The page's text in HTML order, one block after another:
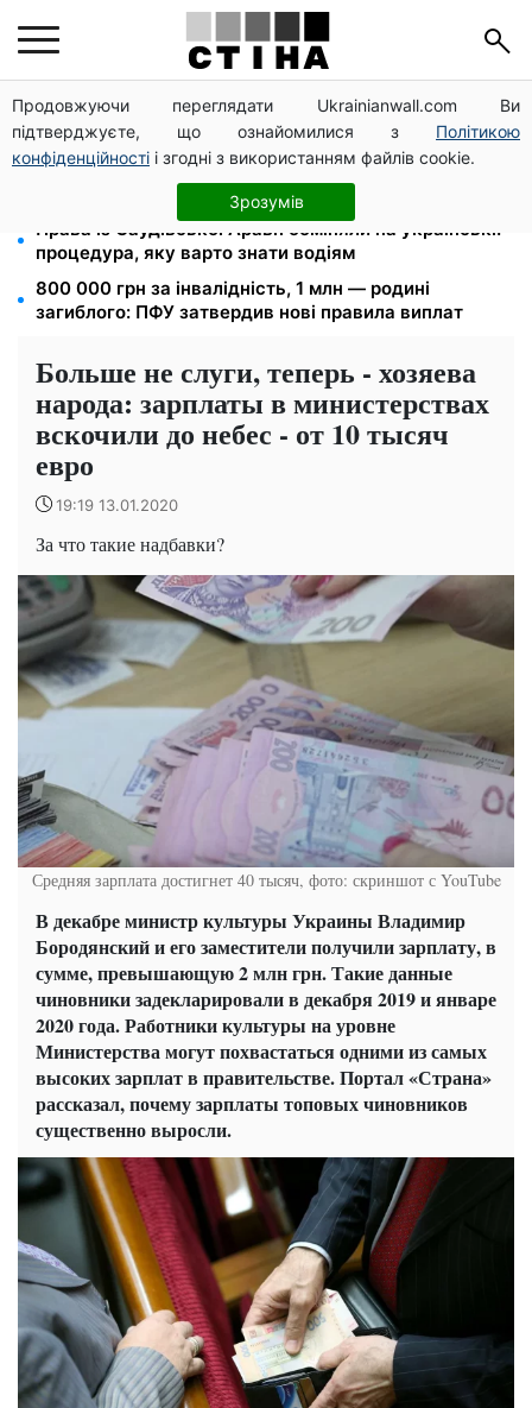
Продовжуючи переглядати Ukrainianwall.com Ви
підтверджуєте, що ознайомилися з Політикою
конфіденційності і згодні з використанням файлів cookie.
Зрозумів
Студенти-заочники та вечірники втрачають
відстрочку від мобілізації: кого призвуть у серпні
Тариф від 190 грн на місяць: Київстар і lifecell дають
знижки пенсіонерам, Vodafone — без пільг
Права із Саудівської Аравії обміняли на українські:
процедура, яку варто знати водіям
800 000 грн за інвалідність, 1 млн — родині
загиблого: ПФУ затвердив нові правила виплат
Больше не слуги, теперь - хозяева
народа: зарплаты в министерствах
вскочили до небес - от 10 тысяч
евро
19:19 13.01.2020
За что такие надбавки?
Средняя зарплата достигнет 40 тысяч, фото: скриншот с YouTube
В декабре министр культуры Украины Владимир
Бородянский и его заместители получили зарплату, в
сумме, превышающую 2 млн грн. Такие данные
чиновники задекларировали в декабря 2019 и январе
2020 года. Работники культуры на уровне
Министерства могут похвастаться одними из самых
высоких зарплат в правительстве. Портал «Страна»
рассказал, почему зарплаты топовых чиновников
существенно выросли.